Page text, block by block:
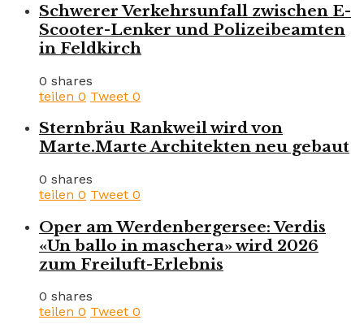
Schwerer Verkehrsunfall zwischen E-
Scooter-Lenker und Polizeibeamten
in Feldkirch
0 shares
teilen 0 Tweet 0
Sternbräu Rankweil wird von
Marte.Marte Architekten neu gebaut
0 shares
teilen 0 Tweet 0
Oper am Werdenbergersee: Verdis
«Un ballo in maschera» wird 2026
zum Freiluft-Erlebnis
0 shares
teilen 0 Tweet 0